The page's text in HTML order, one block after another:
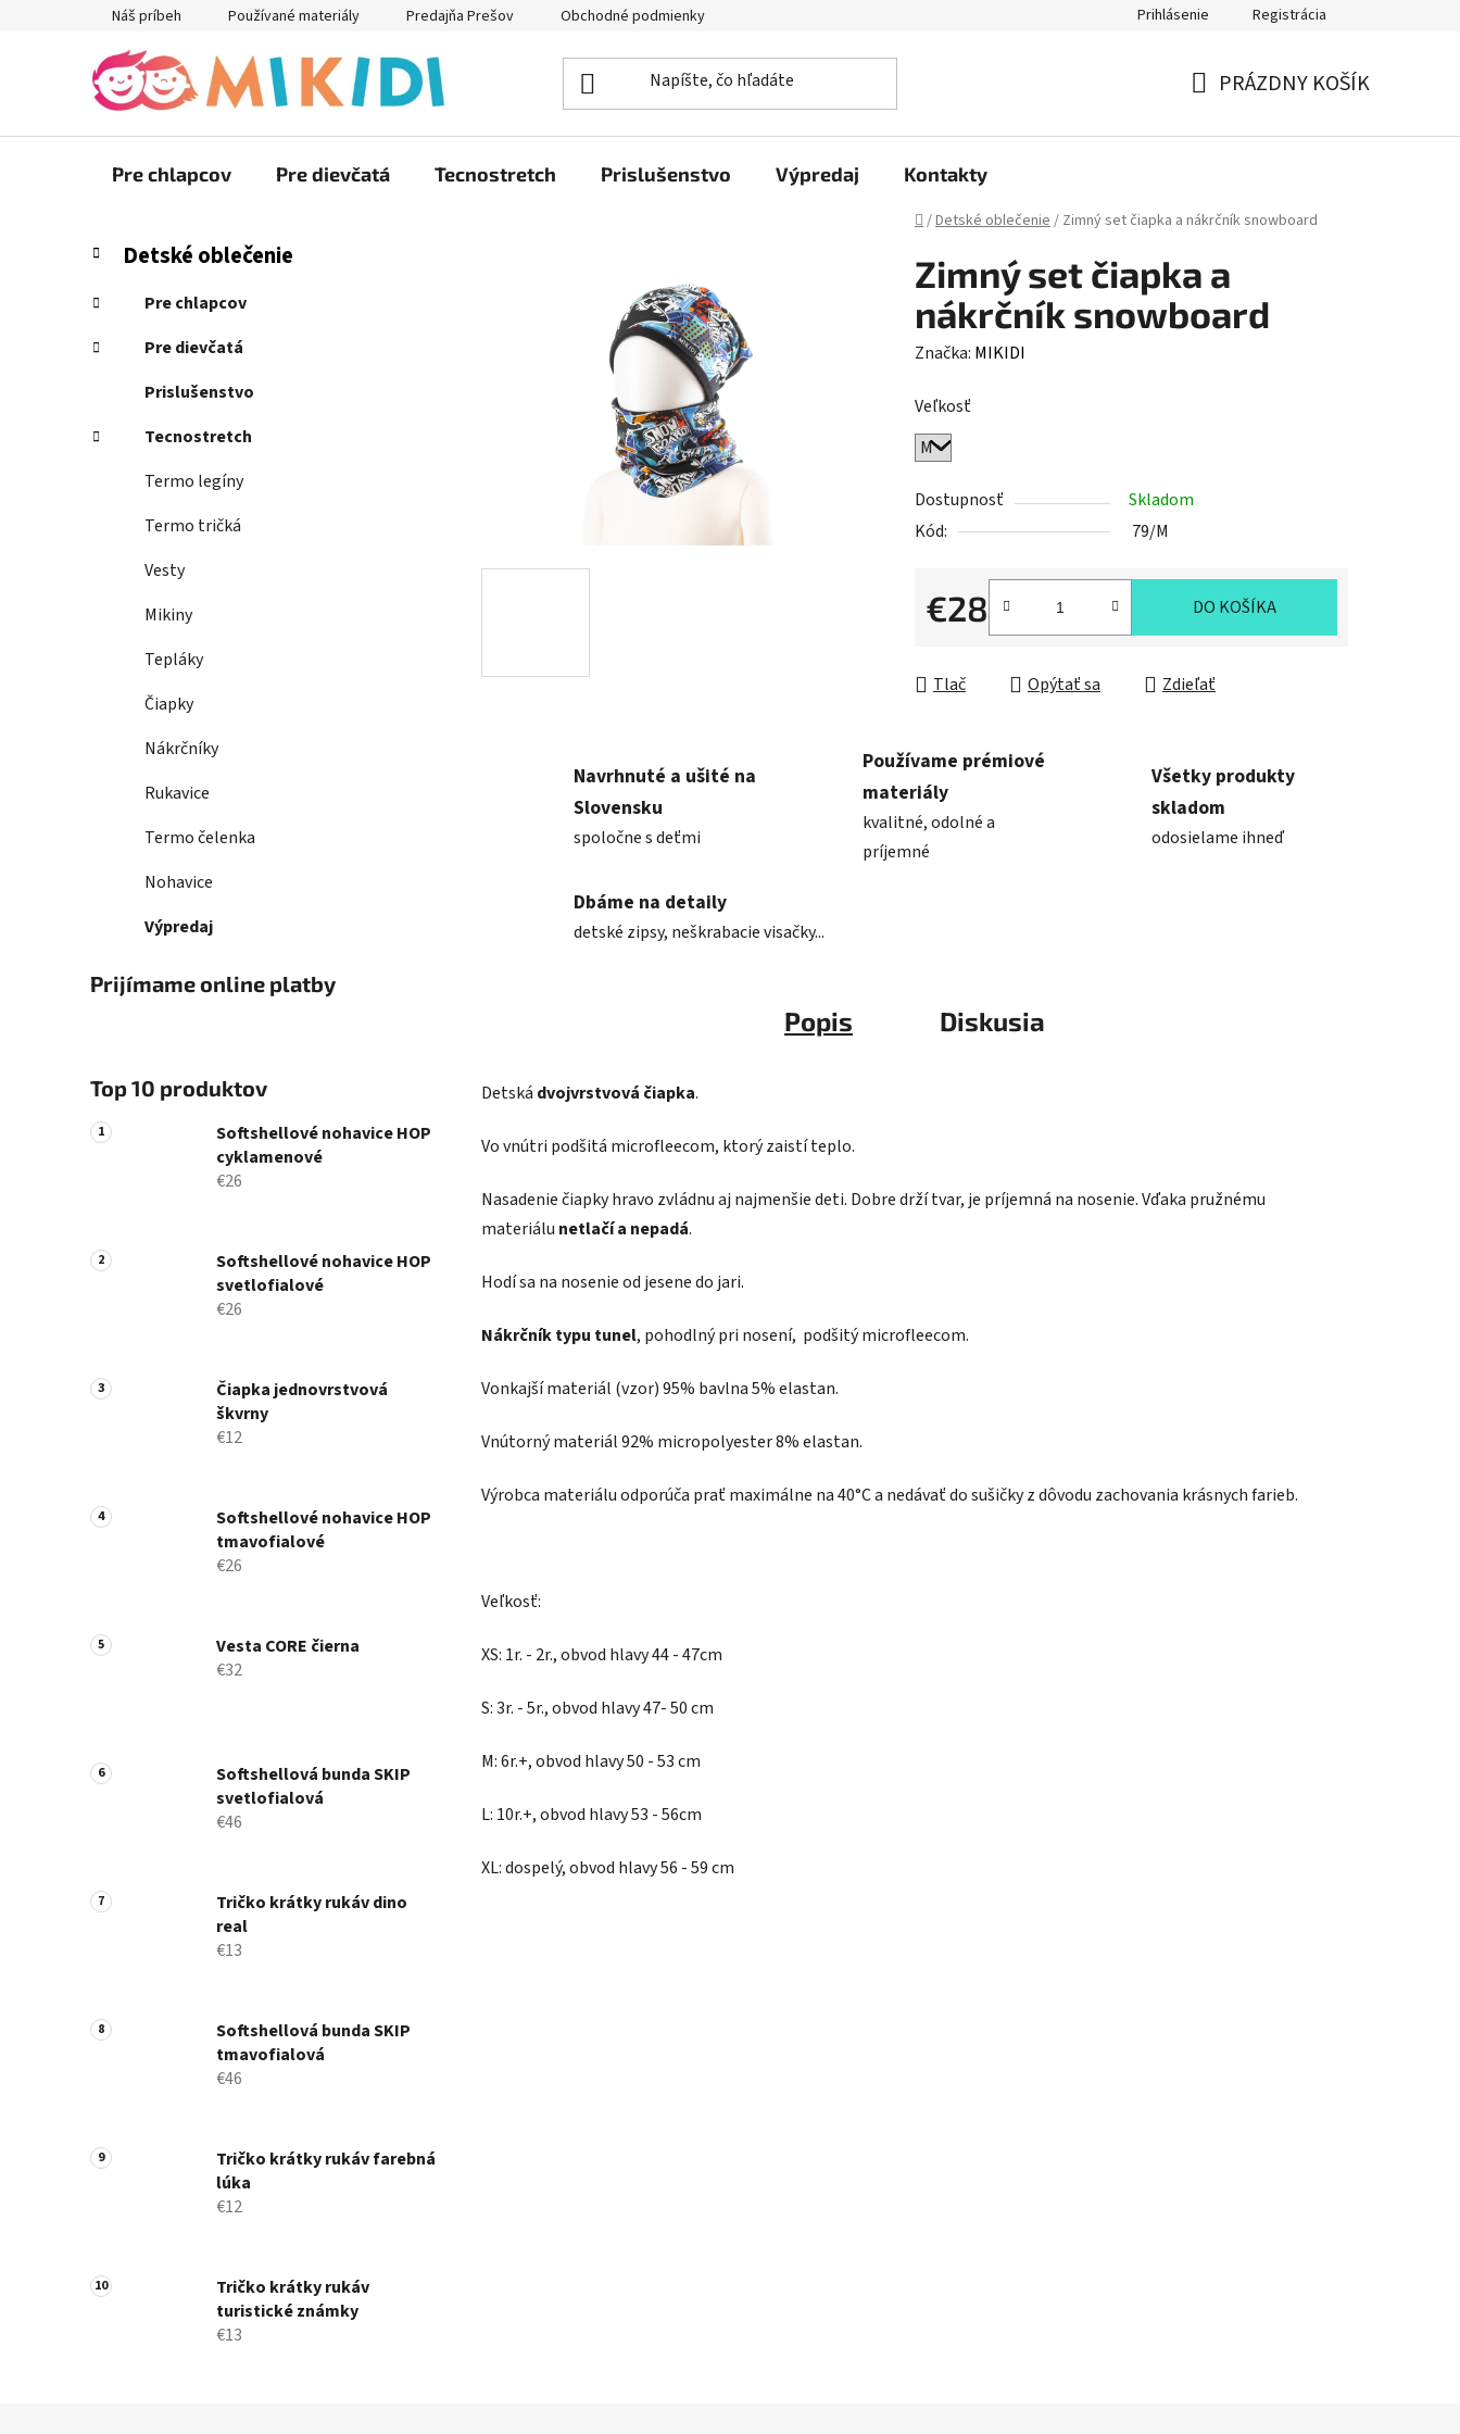
Náš príbeh Používané materiály Predajňa Prešov Obchodné podmienky Prihlásenie Registrácia
PRÁZDNY KOŠÍK
Pre chlapcov Pre dievčatá Tecnostretch Prislušenstvo Výpredaj Kontakty
Domov
/Detské oblečenie/ Zimný set čiapka a nákrčník snowboard
B
č
ý
n
Preskočiť
kategórie
K
a
e
g
ó
e
Detské oblečenie
Pre chlapcov
Pre dievčatá
Prislušenstvo
Tecnostretch
Termo legíny
Termo tričká
Vesty
Mikiny
Tepláky
Čiapky
Nákrčníky
Rukavice
Termo čelenka
Nohavice
Výpredaj
Prijímame online platby
Top 10 produktov
Softshellové nohavice HOP
cyklamenové
€26
Softshellové nohavice HOP
svetlofialové
€26
Čiapka jednovrstvová
škvrny
€12
Softshellové nohavice HOP
tmavofialové
€26
Vesta CORE čierna
€32
Softshellová bunda SKIP
svetlofialová
€46
Tričko krátky rukáv dino
real
€13
Softshellová bunda SKIP
tmavofialová
€46
Tričko krátky rukáv farebná
lúka
€12
Tričko krátky rukáv
turistické známky
€13
Zimný set čiapka a
nákrčník snowboard
Značka: MIKIDI
Veľkosť
Dostupnosť
Skladom
Kód:
79/M
€28
Jednotková cena:
DO KOŠÍKA
Tlač Opýtať sa Zdieľať
Navrhnuté a ušité na
Slovensku
spoločne s deťmi
Používame prémiové
materiály
kvalitné, odolné a
príjemné
Všetky produkty
skladom
odosielame ihneď
Dbáme na detaily
detské zipsy, neškrabacie visačky...
Popis Diskusia
Detská dvojvrstvová čiapka.
Vo vnútri podšitá microfleecom, ktorý zaistí teplo.
Nasadenie čiapky hravo zvládnu aj najmenšie deti. Dobre drží tvar, je príjemná na nosenie. Vďaka pružnému
materiálu netlačí a nepadá.
Hodí sa na nosenie od jesene do jari.
Nákrčník typu tunel, pohodlný pri nosení, podšitý microfleecom.
Vonkajší materiál (vzor) 95% bavlna 5% elastan.
Vnútorný materiál 92% micropolyester 8% elastan.
Výrobca materiálu odporúča prať maximálne na 40°C a nedávať do sušičky z dôvodu zachovania krásnych farieb.
Veľkosť:
XS: 1r. - 2r., obvod hlavy 44 - 47cm
S: 3r. - 5r., obvod hlavy 47- 50 cm
M: 6r.+, obvod hlavy 50 - 53 cm
L: 10r.+, obvod hlavy 53 - 56cm
XL: dospelý, obvod hlavy 56 - 59 cm